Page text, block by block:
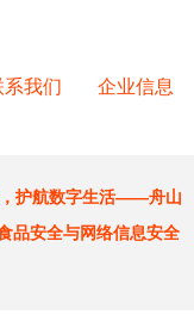
系我们 企业信息
护航数字生活——舟山
品安全与网络信息安全